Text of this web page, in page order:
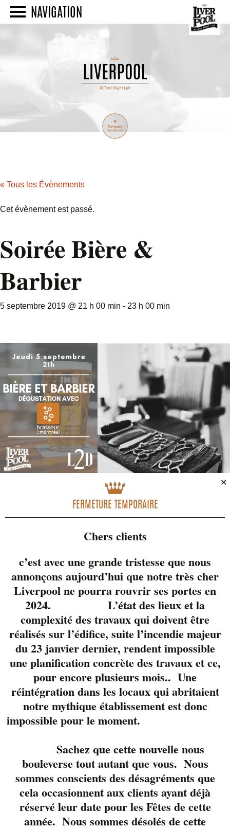
NAVIGATION
« Tous les Évènements
Cet évènement est passé.
Soirée Bière &
Barbier
5 septembre 2019 @ 21 h 00 min - 23 h 00 min
Pour souligner la
rentrée, le Liverpool en
collaboration avec la
Brasseur de Montréal
et L2D vous propose
une soirée bière &
Barbier où ce sera
vous chers clients qui
choisirez la prochaine
bière saisonnière
offerte cet automne au
Liverpool
Quoi de plus chill que
de déguster une
nouvelle bière en se
faisant couper les
cheveux ou tailler la
barbe !!
Dégustation et
spéciaux sur les
produits Brasseur de
Montréal
✕
FERMETURE TEMPORAIRE
Chers clients
c’est avec une grande tristesse que nous
annonçons aujourd’hui que notre très cher
Liverpool ne pourra rouvrir ses portes en
2024. L’état des lieux et la
complexité des travaux qui doivent être
réalisés sur l’édifice, suite l’incendie majeur
du 23 janvier dernier, rendent impossible
une planification concrète des travaux et ce,
pour encore plusieurs mois.. Une
réintégration dans les locaux qui abritaient
notre mythique établissement est donc
impossible pour le moment.
Sachez que cette nouvelle nous
bouleverse tout autant que vous. Nous
sommes conscients des désagréments que
cela occasionnent aux clients ayant déjà
réservé leur date pour les Fêtes de cette
année. Nous sommes désolés de cette